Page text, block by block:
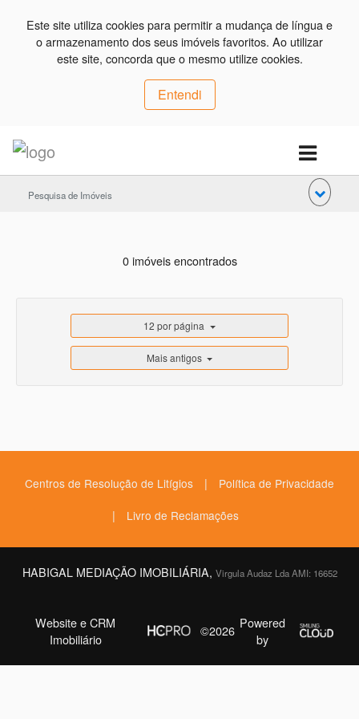
Este site utiliza cookies para permitir a mudança de língua e
o armazenamento dos seus imóveis favoritos. Ao utilizar
este site, concorda que o mesmo utilize cookies.
Entendi
Pesquisa de Imóveis
0 imóveis encontrados
12 por página
Mais antigos
Centros de Resolução de Litígios | Política de Privacidade
| Livro de Reclamações
HABIGAL MEDIAÇÃO IMOBILIÁRIA, Virgula Audaz Lda AMI: 16652
Website e CRM
Imobiliário
©2026 Powered
by